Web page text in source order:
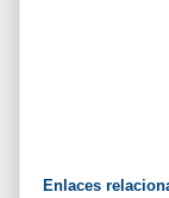
Enlaces